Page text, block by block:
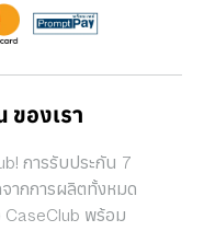
ของเรา
การรับประกัน 7
ากการผลิตทั้งหมด
CaseClub พร้อม